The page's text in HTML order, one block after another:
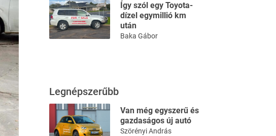
Így szól egy Toyota-
dízel egymillió km
után
Baka Gábor
Legnépszerűbb
Van még egyszerű és
gazdaságos új autó
Szörényi András